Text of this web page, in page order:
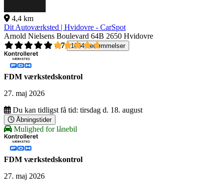
4,4 km
Dit Autoværksted | Hvidovre - CarSpot
Arnold Nielsens Boulevard 64B 2650 Hvidovre
4,7
1004 bedømmelser
FDM værkstedskontrol
27. maj 2026
Du kan tidligst få tid: tirsdag d. 18. august
Åbningstider
Mulighed for lånebil
FDM værkstedskontrol
27. maj 2026